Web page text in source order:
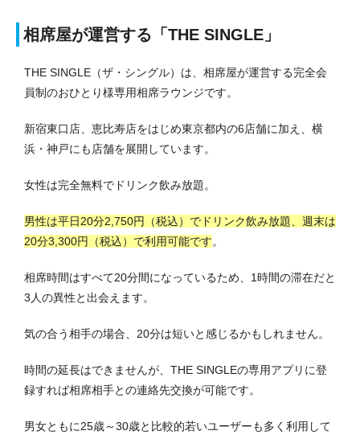
相席屋が運営する「THE SINGLE」
THE SINGLE（ザ・シングル）は、相席屋が運営する完全会
員制のおひとり様専用相席ラウンジです。
新宿東口店、恵比寿店をはじめ東京都内の6店舗に加え、横
浜・神戸にも店舗を展開しています。
女性は完全無料でドリンク飲み放題。
男性は平日20分2,750円（税込）でドリンク飲み放題、週末は
20分3,300円（税込）で利用可能です。
相席時間はすべて20分間になっているため、1時間の滞在だと
3人の異性と出会えます。
気の合う相手の場合、20分は短いと感じるかもしれません。
時間の延長はできませんが、THE SINGLEの専用アプリに登
録すれば相席相手との連絡先交換が可能です。
男女ともに25歳～30歳と比較的若いユーザーも多く利用して